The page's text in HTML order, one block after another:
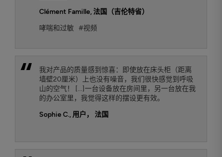
Clément Famille, 法国（吉伦特省）
哮喘和过敏
#视频
我对产品的质量感到惊喜：即使放在床头柜（距离
墙壁20厘米）上也没有噪音，我们很快感觉到呼吸
山的空气！ [...]一台设备放在房间里，另一台放在我
的办公室里，我觉得这样的摆设更有效。
Sophie C., 用户， 法国